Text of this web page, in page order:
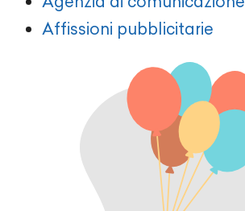
Affissioni pubblicitarie